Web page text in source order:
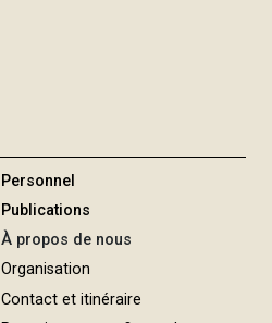
Personnel
Publications
À propos de nous
Organisation
Contact et itinéraire